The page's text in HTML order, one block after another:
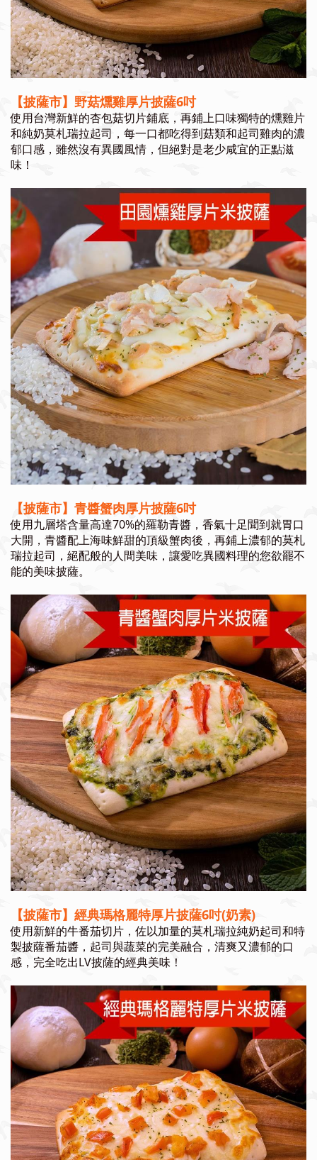
【披薩市】野菇燻雞厚片披薩6吋
使用台灣新鮮的杏包菇切片鋪底，再鋪上口味獨特的燻雞片
和純奶莫札瑞拉起司，每一口都吃得到菇類和起司雞肉的濃
郁口感，雖然沒有異國風情，但絕對是老少咸宜的正點滋
味！
【披薩市】青醬蟹肉厚片披薩6吋
使用九層塔含量高達70%的羅勒青醬，香氣十足聞到就胃口
大開，青醬配上海味鮮甜的頂級蟹肉後，再鋪上濃郁的莫札
瑞拉起司，絕配般的人間美味，讓愛吃異國料理的您欲罷不
能的美味披薩。
【披薩市】 經典瑪格麗特厚片披薩6吋(奶素)
使用新鮮的牛番茄切片，佐以加量的莫札瑞拉純奶起司和特
製披薩番茄醬，起司與蔬菜的完美融合，清爽又濃郁的口
感，完全吃出LV披薩的經典美味！